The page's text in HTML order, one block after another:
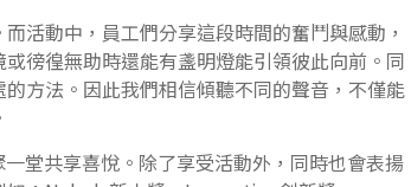
活動中，員工們分享這段時間的奮鬥與感動，
徬徨無助時還能有盞明燈能引領彼此向前。同
方法。因此我們相信傾聽不同的聲音，不僅能
堂共享喜悅。除了享受活動外，同時也會表揚